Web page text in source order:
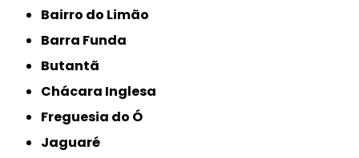
Bairro do Limão
Barra Funda
Butantã
Chácara Inglesa
Freguesia do Ó
Jaguaré